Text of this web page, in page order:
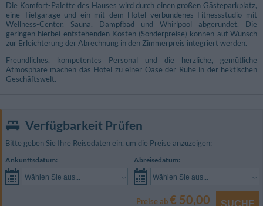
Die Komfort-Palette des Hauses wird durch einen großen Gästeparkplatz,
eine Tiefgarage und ein mit dem Hotel verbundenes Fitnessstudio mit
Wellness-Center, Sauna, Dampfbad und Whirlpool abgerundet. Die
geringen hierbei entstehenden Kosten (Sonderpreise) können auf Wunsch
zur Erleichterung der Abrechnung in den Zimmerpreis integriert werden.
Freundliches, kompetentes Personal und die herzliche, gemütliche
Atmosphäre machen das Hotel zu einer Oase der Ruhe in der hektischen
Geschäftswelt.
Verfügbarkeit Prüfen
Bitte geben Sie Ihre Reisedaten ein, um die Preise anzuzeigen:
Ankunftsdatum:
Wählen Sie aus...
Abreisedatum:
Wählen Sie aus...
Preise ab€ 50,00 SUCHE